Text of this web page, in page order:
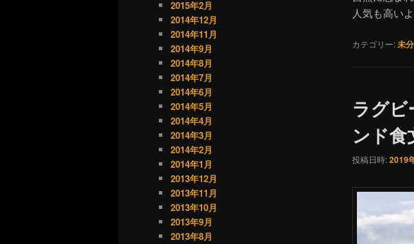
人気も高いよ
カテゴリー:未
ラグビ
ンド食
投稿日時:2019
2015年2月
2014年12月
2014年11月
2014年9月
2014年8月
2014年7月
2014年6月
2014年5月
2014年4月
2014年3月
2014年2月
2014年1月
2013年12月
2013年11月
2013年10月
2013年9月
2013年8月